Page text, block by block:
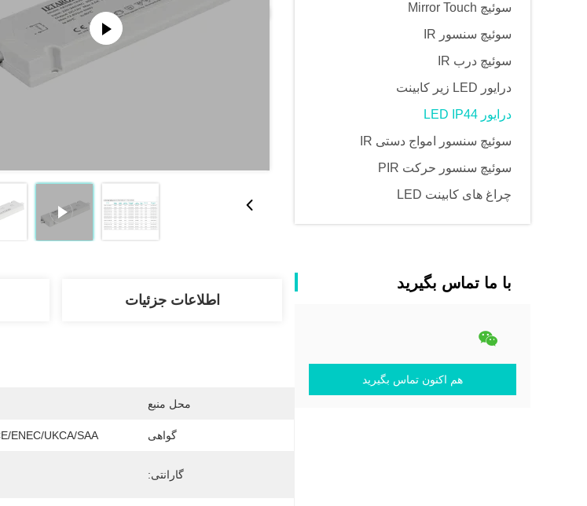
سوئیچ Mirror Touch
سوئیچ سنسور IR
سوئیچ درب IR
درایور LED زیر کابینت
درایور LED IP44
سوئیچ سنسور امواج دستی IR
سوئیچ سنسور حرکت PIR
چراغ های کابینت LED
با ما تماس بگیرید
هم اکنون تماس بگیرید
اطلاعات جزئیات
محل منبع
گواهی ENEC/UKCA/SAA
گارانتی: